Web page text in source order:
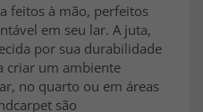
feitos à mão, perfeitos
em seu lar. A juta,
por sua durabilidade
criar um ambiente
no quarto ou em áreas
são